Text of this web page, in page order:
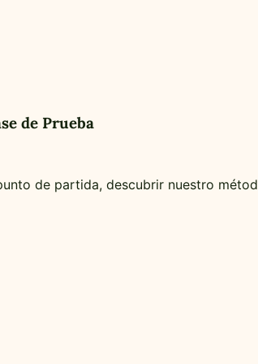
de Prueba
de partida, descubrir nuestro